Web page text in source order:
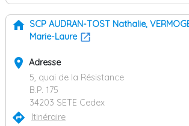
home SCP AUDRAN-TOST Nathalie,
Marie-Laure
place Adresse
5, quai de la Résistance
B.P. 175
34203 SETE Cedex
directions Itinéraire